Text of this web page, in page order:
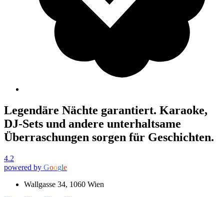
Legendäre Nächte garantiert. Karaoke,
DJ-Sets und andere unterhaltsame
Überraschungen sorgen für Geschichten.
4.2
powered by Google
Wallgasse 34, 1060 Wien